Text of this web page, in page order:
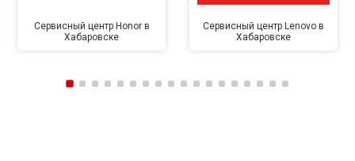
Сервисный центр Honor в
Хабаровске
Сервисный центр Lenovo в
Хабаровске